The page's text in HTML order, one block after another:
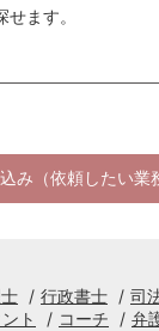
ます。
み（依頼したい業
行政書士 司
ト コーチ 弁